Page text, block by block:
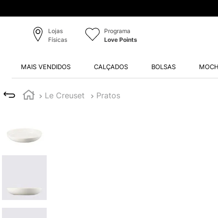
Lojas
Físicas
Programa
Love Points
MAIS VENDIDOS CALÇADOS BOLSAS
Le Creuset Pratos